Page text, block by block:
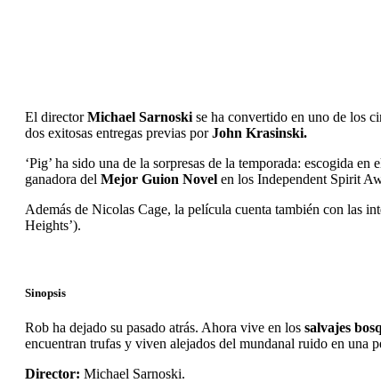
El directorMichael Sarnoski se ha convertido en uno de los
dos exitosas entregas previas porJohn Krasinski.
‘Pig’ ha sido una de la sorpresas de la temporada: escogida
ganadora del Mejor Guion Novel en los Independent Spirit
Además de Nicolas Cage, la película cuenta también con las
Heights’).
Sinopsis
Rob ha dejado su pasado atrás. Ahora vive en los salvajes
encuentran trufas y viven alejados del mundanal ruido en una
Director: Michael Sarnoski.